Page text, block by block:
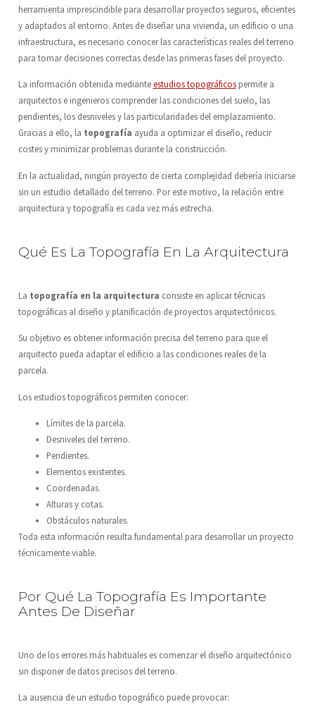
herramienta imprescindible para desarrollar proyectos seguros, eficientes
y adaptados al entorno. Antes de diseñar una vivienda, un edificio o una
infraestructura, es necesario conocer las características reales del terreno
para tomar decisiones correctas desde las primeras fases del proyecto.
La información obtenida medianteestudios topográficospermite a
arquitectos e ingenieros comprender las condiciones del suelo, las
pendientes, los desniveles y las particularidades del emplazamiento.
Gracias a ello, la topografía ayuda a optimizar el diseño, reducir
costes y minimizar problemas durante la construcción.
En la actualidad, ningún proyecto de cierta complejidad debería iniciarse
sin un estudio detallado del terreno. Por este motivo, la relación entre
arquitectura y topografía es cada vez más estrecha.
Qué Es La Topografía En La Arquitectura
La topografía en la arquitectura consiste en aplicar técnicas
topográficas al diseño y planificación de proyectos arquitectónicos.
Su objetivo es obtener información precisa del terreno para que el
arquitecto pueda adaptar el edificio a las condiciones reales de la
parcela.
Los estudios topográficos permiten conocer:
Límites de la parcela.
Desniveles del terreno.
Pendientes.
Elementos existentes.
Coordenadas.
Alturas y cotas.
Obstáculos naturales.
Toda esta información resulta fundamental para desarrollar un proyecto
técnicamente viable.
Por Qué La Topografía Es Importante
Antes De Diseñar
Uno de los errores más habituales es comenzar el diseño arquitectónico
sin disponer de datos precisos del terreno.
La ausencia de un estudio topográfico puede provocar: